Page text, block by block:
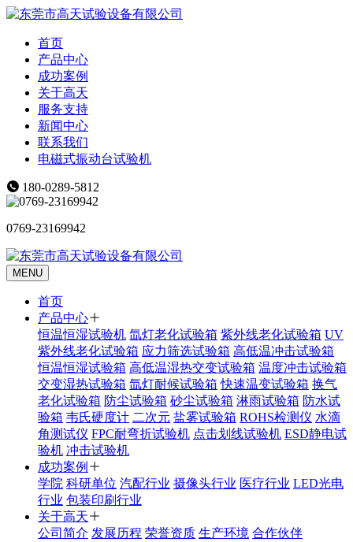
首页
产品中心
成功案例
关于高天
服务支持
新闻中心
联系我们
电磁式振动台试验机
180-0289-5812
0769-23169942
MENU
首页
产品中心
恒温恒湿试验机 氙灯老化试验箱 紫外线老化试验箱 UV
紫外线老化试验箱 应力筛选试验箱 高低温冲击试验箱
恒温恒湿试验箱 高低温湿热交变试验箱 温度冲击试验箱
交变湿热试验箱 氙灯耐候试验箱 快速温变试验箱 换气
老化试验箱 防尘试验箱 砂尘试验箱 淋雨试验箱 防水试
验箱 韦氏硬度计 二次元 盐雾试验箱 ROHS检测仪 水滴
角测试仪 FPC耐弯折试验机 点击划线试验机 ESD静电试
验机 冲击试验机
成功案例
学院 科研单位 汽配行业 摄像头行业 医疗行业 LED光电
行业 包装印刷行业
关于高天
公司简介 发展历程 荣誉资质 生产环境 合作伙伴